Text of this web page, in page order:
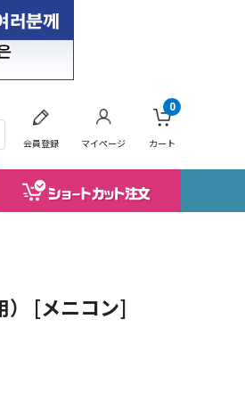
会員登録 マイページ カート
0
） [メニコン]